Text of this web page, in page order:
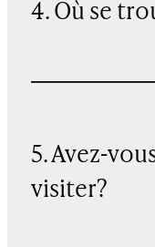
4. Où se
5. Avez-
visiter?